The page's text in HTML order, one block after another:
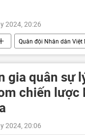
2024, 20:26
Quân đội Nhân dân Việt
gia quân sự
chiến
2024, 20:06